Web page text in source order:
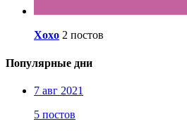
Xoxo 2 постов
Популярные дни
7 авг 2021
5 постов